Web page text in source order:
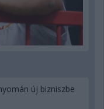
új bizniszbe